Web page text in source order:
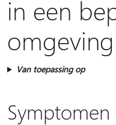
in een
omgeving
Van toepassing op
Symptomen